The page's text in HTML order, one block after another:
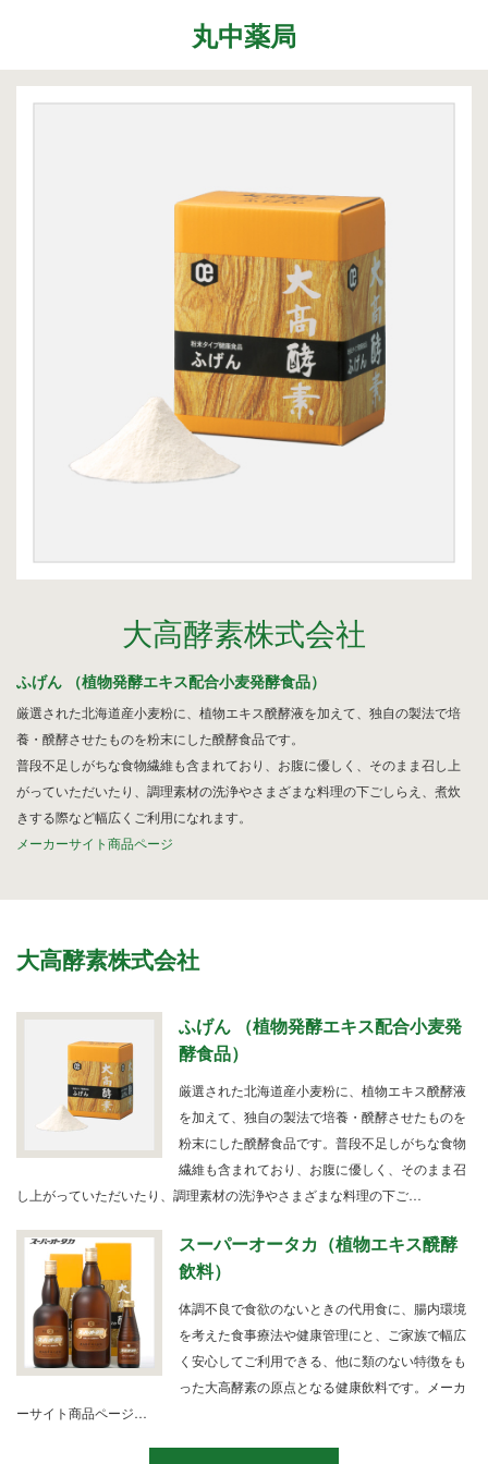
丸中薬局
大高酵素株式会社
ふげん （植物発酵エキス配合小麦発酵食品）
厳選された北海道産小麦粉に、植物エキス醗酵液を加えて、独自の製法で培
養・醗酵させたものを粉末にした醗酵食品です。
普段不足しがちな食物繊維も含まれており、お腹に優しく、そのまま召し上
がっていただいたり、調理素材の洗浄やさまざまな料理の下ごしらえ、煮炊
きする際など幅広くご利用になれます。
メーカーサイト商品ページ
大高酵素株式会社
ふげん （植物発酵エキス配合小麦発
酵食品）
厳選された北海道産小麦粉に、植物エキス醗酵液
を加えて、独自の製法で培養・醗酵させたものを
粉末にした醗酵食品です。普段不足しがちな食物
繊維も含まれており、お腹に優しく、そのまま召
し上がっていただいたり、調理素材の洗浄やさまざまな料理の下ご…
スーパーオータカ（植物エキス醗酵
飲料）
体調不良で食欲のないときの代用食に、腸内環境
を考えた食事療法や健康管理にと、ご家族で幅広
く安心してご利用できる、他に類のない特徴をも
った大高酵素の原点となる健康飲料です。メーカ
ーサイト商品ページ…
Menu
最近の記事
2026.7.27
先日、『最新の癌治療法と冬虫夏草』という勉
強会に参加して参りました。多方面から様々な
研究が進む中、抗がん剤や新しい治療法…
2026.6.18
気がつけばもう6月も後半に差し掛かっていま
すね。この1ヶ月は大きな変化の起きた1ヶ月で
した。毎日たくさんのお客様に丸…
2026.4.14
2026.2.27
り、明石公園の梅の花も満開で、寒い冬がよう
やく終わりを迎えて穏やかな日が訪れるよ…
2025.12.28
今年もあと数日になりましたね。歳を重ねると一年が過ぎるのが
本当に早く感じますが、忙しい日々が本当に有り難く思います。
分刻…
1
3
4
6
7
8
9
10
11